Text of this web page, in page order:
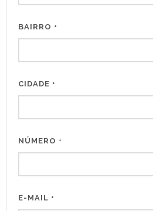
BAIRRO *
CIDADE *
NÚMERO *
E-MAIL *